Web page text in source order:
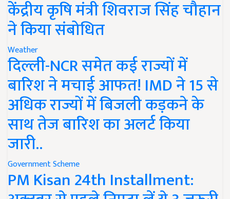
केंद्रीय कृषि मंत्री शिवराज सिंह चौहान
ने किया संबोधित
Weather
दिल्ली-NCR समेत कई राज्यों में
बारिश ने मचाई आफत! IMD ने 15 से
अधिक राज्यों में बिजली कड़कने के
साथ तेज बारिश का अलर्ट किया
जारी..
Government Scheme
PM Kisan 24th Installment: